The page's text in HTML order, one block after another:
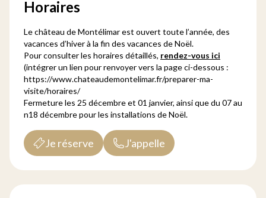
Horaires
Le château de Montélimar est ouvert toute l’année, des
vacances d’hiver à la fin des vacances de Noël.
Pour consulter les horaires détaillés, rendez-vous ici
(intégrer un lien pour renvoyer vers la page ci-dessous :
https://www.chateaudemontelimar.fr/preparer-ma-
visite/horaires/
Fermeture les 25 décembre et 01 janvier, ainsi que du 07 au
n18 décembre pour les installations de Noël.
Je réserve J'appelle